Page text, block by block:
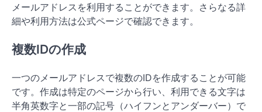
メールアドレスを利用することができます。さらなる詳
細や利用方法は公式ページで確認できます。
複数IDの作成
一つのメールアドレスで複数のIDを作成することが可能
です。作成は特定のページから行い、利用できる文字は
半角英数字と一部の記号（ハイフンとアンダーバー）で